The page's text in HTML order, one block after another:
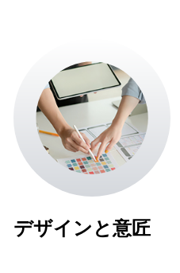
デザインと意匠